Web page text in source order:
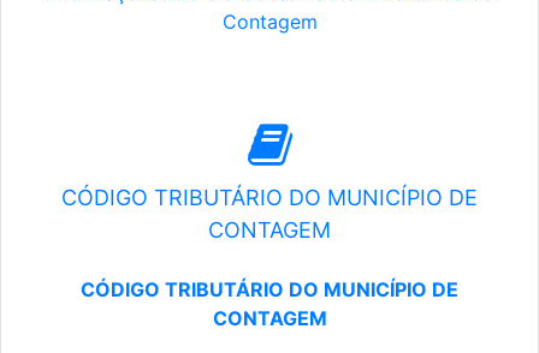
Contagem
CÓDIGO TRIBUTÁRIO DO MUNICÍPIO DE
CONTAGEM
CÓDIGO TRIBUTÁRIO DO MUNICÍPIO DE
CONTAGEM